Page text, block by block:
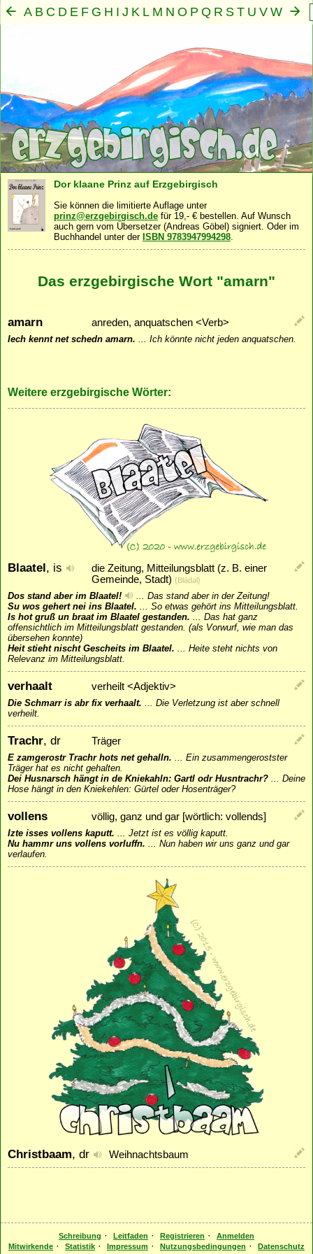
A B C D E F G H I J K L M N O P Q R S T U V W
Familie·Gemeinschaft
Dor klaane Prinz auf Erzgebirgisch
Sie können die limitierte Auflage unter
prinz@erzgebirgisch.de für 19,- € bestellen. Auf Wunsch
auch gern vom Übersetzer (Andreas Göbel) signiert. Oder im
Buchhandel unter der ISBN 9783947994298.
Das erzgebirgische Wort "amarn"
amarn anreden, anquatschen <Verb>
Iech kennt net schedn amarn. ... Ich könnte nicht jeden anquatschen.
Weitere erzgebirgische Wörter:
Blaatel, is
die Zeitung, Mitteilungsblatt (z. B. einer
Gemeinde, Stadt) {Blādǝl}
Dos stand aber im Blaatel!
Das stand aber in der Zeitung!
Su wos gehert nei ins Blaatel.
So etwas gehört ins Mitteilungsblatt.
Is hot gruß un braat im Blaatel gestanden.
Das hat ganz
offensichtlich im Mitteilungsblatt gestanden. (als Vorwurf, wie man das
übersehen konnte)
Heit stieht nischt Gescheits im Blaatel.
Heite steht nichts von
Relevanz im Mitteilungsblatt.
verhaalt verheilt <Adjektiv>
Die Schmarr is abr fix verhaalt.
Die Verletzung ist aber schnell
verheilt.
Trachr, dr Träger
E zamgerostr Trachr hots net gehalln.
Ein zusammengerostster
Träger hat es nicht gehalten.
Dei Husnarsch hängt in de Kniekahln: Gartl odr Husntrachr?
Deine
Hose hängt in den Kniekehlen: Gürtel oder Hosenträger?
vollens völlig, ganz und gar [wörtlich: vollends]
Izte isses vollens kaputt.
Jetzt ist es völlig kaputt.
Nu hammr uns vollens vorluffn.
Nun haben wir uns ganz und gar
verlaufen.
Christbaam, dr Weihnachtsbaum
Schreibung · Leitfaden · Registrieren ·
Anmelden
Mitwirkende · Statistik · Impressum · Nutzungsbedingungen ·
Datenschutz